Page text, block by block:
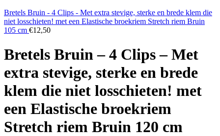
Bretels Bruin - 4 Clips - Met extra stevige, sterke en brede klem die
niet losschieten! met een Elastische broekriem Stretch riem Bruin
105 cm €12,50
Bretels Bruin – 4 Clips – Met
extra stevige, sterke en brede
klem die niet losschieten! met
een Elastische broekriem
Stretch riem Bruin 120 cm